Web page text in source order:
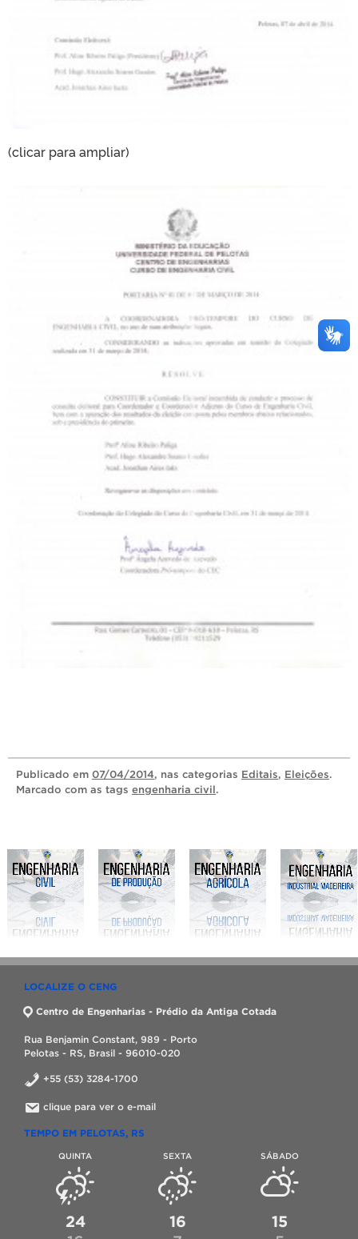
(clicar para ampliar)
Publicado em 07/04/2014, nas categorias Editais, Eleições.
Marcado com as tags engenharia civil.
LOCALIZE O CENG
Centro de Engenharias - Prédio da Antiga Cotada
Rua Benjamin Constant, 989 - Porto
Pelotas - RS, Brasil - 96010-020
+55 (53) 3284-1700
clique para ver o e-mail
TEMPO EM PELOTAS, RS
QUINTA
24
SEXTA
16
SÁBADO
15